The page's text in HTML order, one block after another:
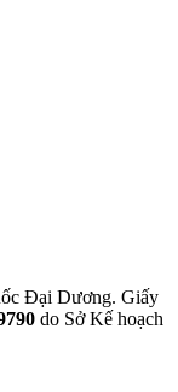
Đại Dương. Giấy
do SởKế hoạch